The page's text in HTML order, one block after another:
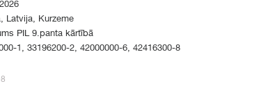
Latvija, Kurzeme
PIL 9.panta kārtībā
1, 33196200-2, 42000000-6, 42416300-8